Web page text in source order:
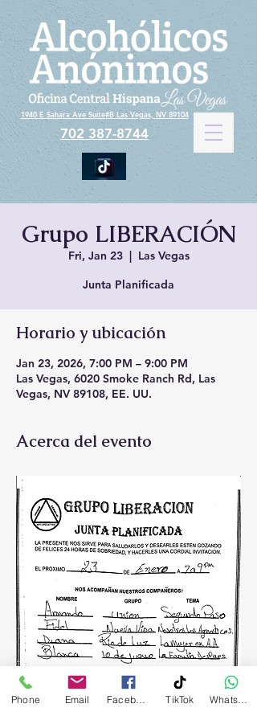
1940 E Sahara Ave Suite#B Las Vegas, NV 89104
702 387-8744
Grupo LIBERACIÓN
Fri, Jan 23
  |
Las Vegas
Junta Planificada
Horario y ubicación
Jan 23, 2026, 7:00 PM – 9:00 PM
Las Vegas, 6020 Smoke Ranch Rd, Las
Vegas, NV 89108, EE. UU.
Acerca del evento
Phone Email TikTok